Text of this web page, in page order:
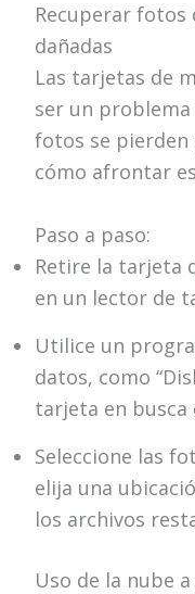
Recuperar
dañadas
Las tarjetas de
ser un
fotos se pierden
cómo afrontar
Paso a paso:
Retire la tarjeta
en un lector de
Utilice un
datos, como
tarjeta en busca
Seleccione las
elija una
los archivos
Uso de la nube